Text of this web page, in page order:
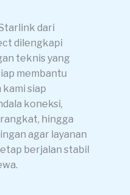
dari
dilengkapi
teknis yang
membantu
kami siap
koneksi,
hingga
agar layanan
berjalan stabil